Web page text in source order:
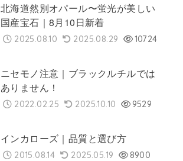
北海道然別オパール〜蛍光が美しい
国産宝石｜8月10日新着
2025.08.10 2025.08.29 10724
ニセモノ注意｜ブラックルチルでは
ありません！
2022.02.25 2025.10.10 9529
インカローズ｜品質と選び方
2015.08.14 2025.05.19 8900